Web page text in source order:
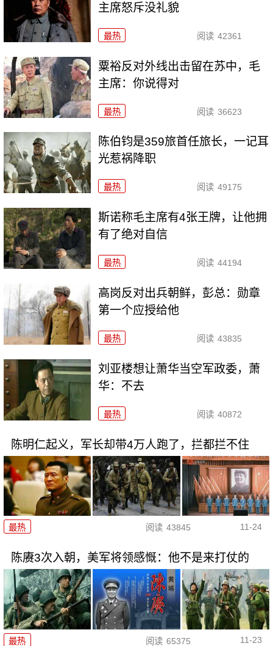
主席怒斥没礼貌
最热 阅读 42361
粟裕反对外线出击留在苏中，毛
主席：你说得对
最热 阅读 36623
陈伯钧是359旅首任旅长，一记耳
光惹祸降职
最热 阅读 49175
斯诺称毛主席有4张王牌，让他拥
有了绝对自信
最热 阅读 44194
高岗反对出兵朝鲜，彭总：勋章
第一个应授给他
最热 阅读 43835
刘亚楼想让萧华当空军政委，萧
华：不去
最热 阅读 40872
陈明仁起义，军长却带4万人跑了，拦都拦不住
最热 阅读 43845 11-24
陈赓3次入朝，美军将领感慨：他不是来打仗的
最热 阅读 65375 11-23